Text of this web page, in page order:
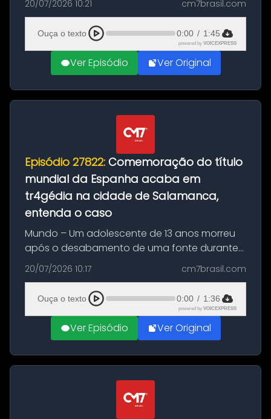
quilos de entorpecentes em uma
embarcação atracada no porto da cidade. O
materia...
20/07/2026 10:21 cm7brasil.com
Ouça o texto 0:00 / 1:45
powered by VOICEXPRESS
Ver Episódio Ver Original
Episódio 27822: Comemoração do título
mundial da Espanha acaba em
tr4gédia na cidade de Salamanca,
entenda o caso
Mundo – Um adolescente de 13 anos morreu
após o desabamento de uma fonte durante
as comemorações pelo título da Copa do
Mundo conquistado pela Espanha, em
Ciudad Rodrigo, na província de Salamanca,
no...
20/07/2026 10:17 cm7brasil.com
Ouça o texto 0:00 / 1:36
powered by VOICEXPRESS
Ver Episódio Ver Original